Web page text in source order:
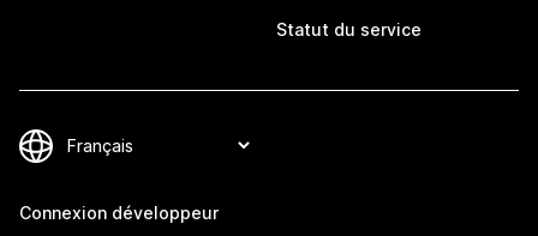
Statut du service
Connexion développeur